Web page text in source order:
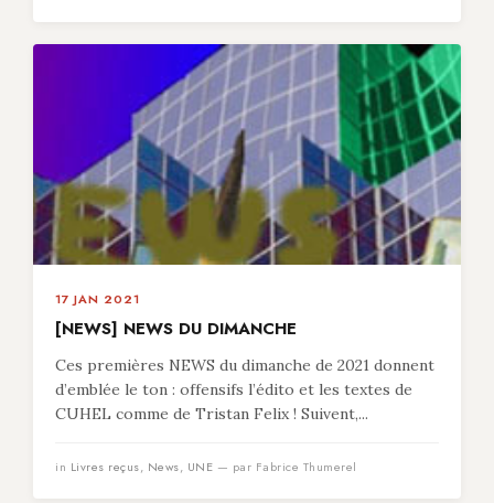
17 JAN 2021
[NEWS] NEWS DU DIMANCHE
Ces premières NEWS du dimanche de 2021 donnent
d’emblée le ton : offensifs l’édito et les textes de
CUHEL comme de Tristan Felix ! Suivent,...
in Livres reçus, News, UNE — par Fabrice Thumerel